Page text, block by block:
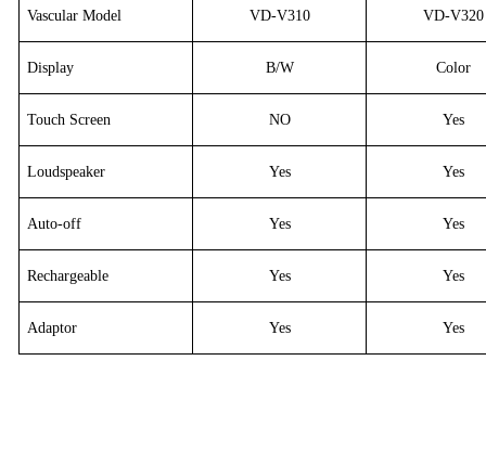
Vascular Model VD-V310 VD-V320
Display B/W Color
Touch Screen NO Yes
Loudspeaker Yes Yes
Auto-off Yes Yes
Rechargeable Yes Yes
Adaptor Yes Yes